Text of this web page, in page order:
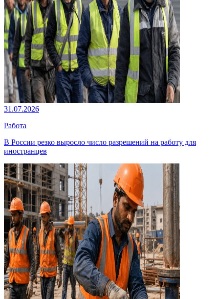
31.07.2026
Работа
В России резко выросло число разрешений на работу для
иностранцев